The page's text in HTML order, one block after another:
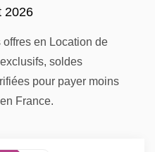
2026
offres en Location de
soldes
pour payer moins
France.